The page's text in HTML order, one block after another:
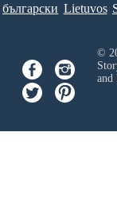
български Lietuvos
©
and